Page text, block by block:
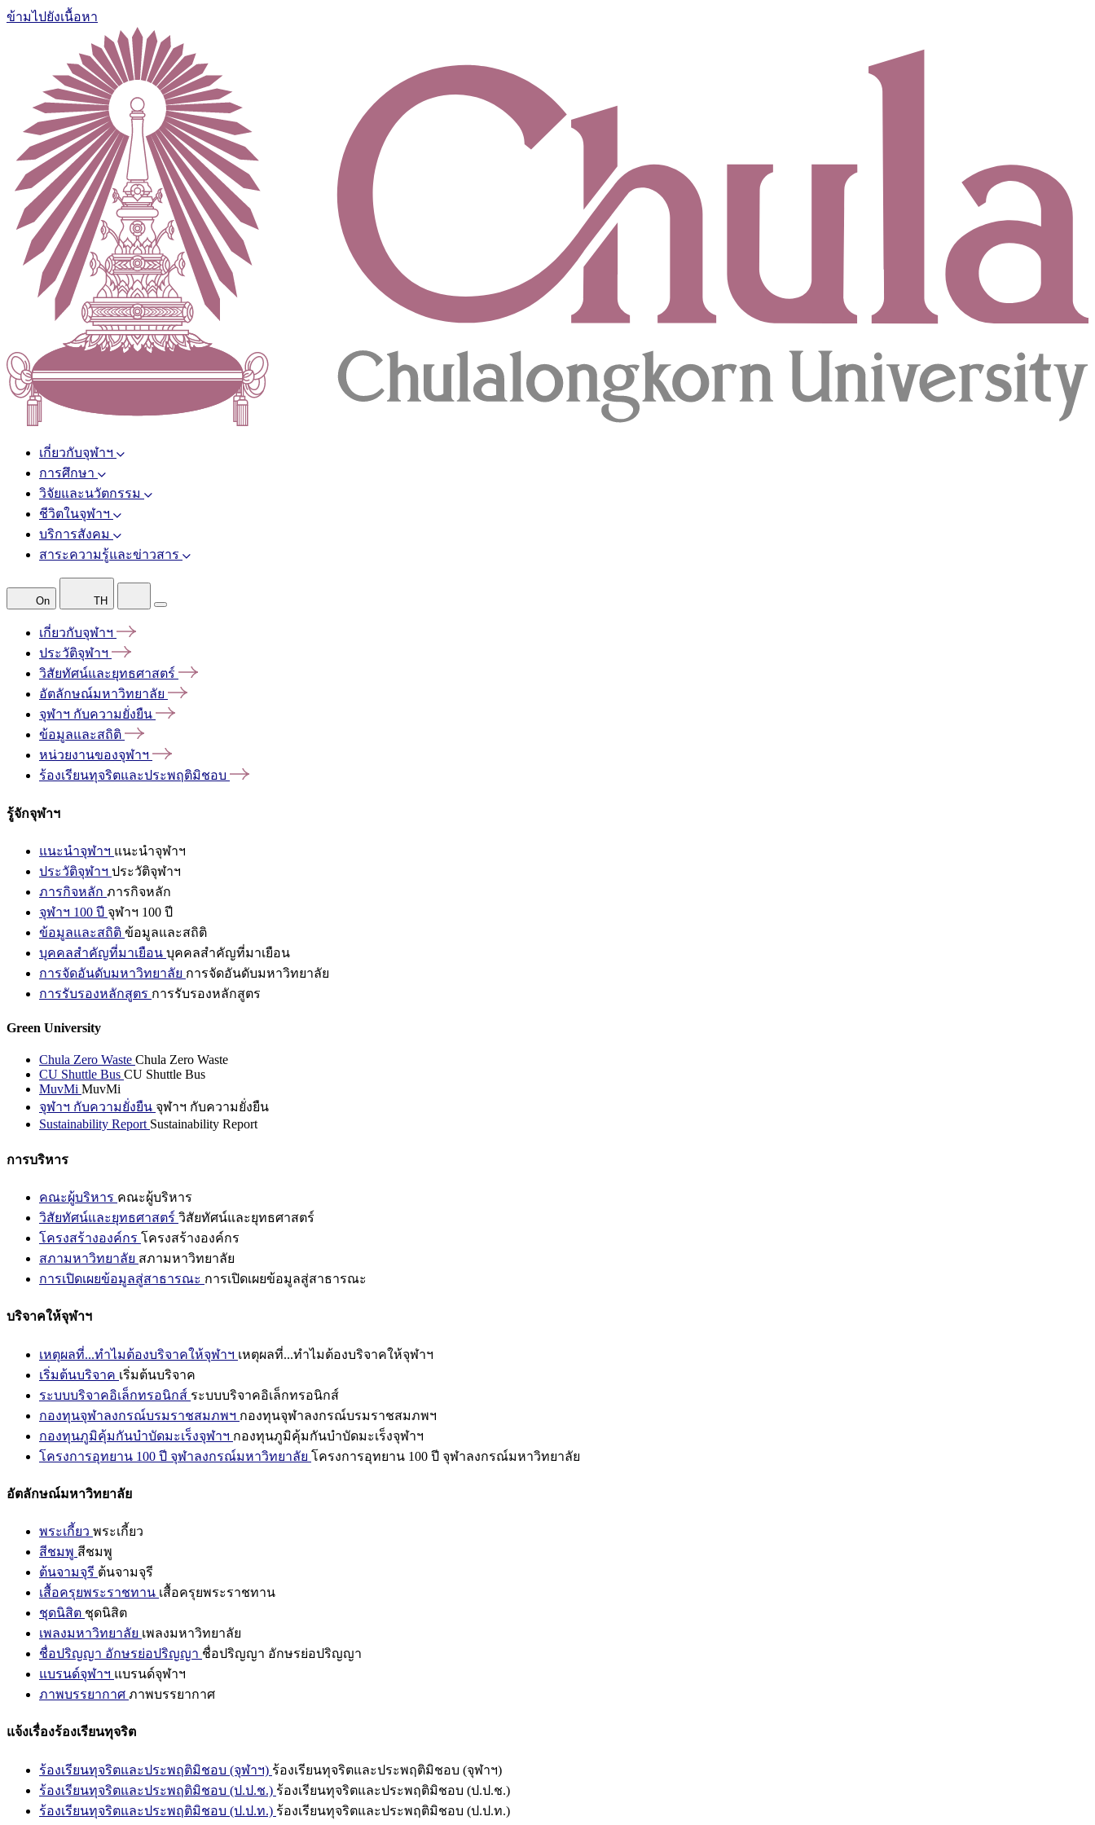
ข้ามไปยังเนื้อหา
เกี่ยวกับจุฬาฯ
การศึกษา
วิจัยและนวัตกรรม
ชีวิตในจุฬาฯ
บริการสังคม
สาระความรู้และข่าวสาร
On TH
เกี่ยวกับจุฬาฯ
ประวัติจุฬาฯ
วิสัยทัศน์และยุทธศาสตร์
อัตลักษณ์มหาวิทยาลัย
จุฬาฯ กับความยั่งยืน
ข้อมูลและสถิติ
หน่วยงานของจุฬาฯ
ร้องเรียนทุจริตและประพฤติมิชอบ
รู้จักจุฬาฯ
แนะนำจุฬาฯ แนะนำจุฬาฯ
ประวัติจุฬาฯ ประวัติจุฬาฯ
ภารกิจหลัก ภารกิจหลัก
จุฬาฯ 100 ปี จุฬาฯ 100 ปี
ข้อมูลและสถิติ ข้อมูลและสถิติ
บุคคลสำคัญที่มาเยือน บุคคลสำคัญที่มาเยือน
การจัดอันดับมหาวิทยาลัย การจัดอันดับมหาวิทยาลัย
การรับรองหลักสูตร การรับรองหลักสูตร
Green University
Chula Zero Waste Chula Zero Waste
CU Shuttle Bus CU Shuttle Bus
MuvMi MuvMi
จุฬาฯ กับความยั่งยืน จุฬาฯ กับความยั่งยืน
Sustainability Report Sustainability Report
การบริหาร
คณะผู้บริหาร คณะผู้บริหาร
วิสัยทัศน์และยุทธศาสตร์ วิสัยทัศน์และยุทธศาสตร์
โครงสร้างองค์กร โครงสร้างองค์กร
สภามหาวิทยาลัย สภามหาวิทยาลัย
การเปิดเผยข้อมูลสู่สาธารณะ การเปิดเผยข้อมูลสู่สาธารณะ
บริจาคให้จุฬาฯ
เหตุผลที่...ทำไมต้องบริจาคให้จุฬาฯ เหตุผลที่...ทำไมต้องบริจาคให้จุฬาฯ
เริ่มต้นบริจาค เริ่มต้นบริจาค
ระบบบริจาคอิเล็กทรอนิกส์ ระบบบริจาคอิเล็กทรอนิกส์
กองทุนจุฬาลงกรณ์บรมราชสมภพฯ กองทุนจุฬาลงกรณ์บรมราชสมภพฯ
กองทุนภูมิคุ้มกันบำบัดมะเร็งจุฬาฯ กองทุนภูมิคุ้มกันบำบัดมะเร็งจุฬาฯ
โครงการอุทยาน 100 ปี จุฬาลงกรณ์มหาวิทยาลัย โครงการอุทยาน 100 ปี จุฬาลงกรณ์มหาวิทยาลัย
อัตลักษณ์มหาวิทยาลัย
พระเกี้ยว พระเกี้ยว
สีชมพู สีชมพู
ต้นจามจุรี ต้นจามจุรี
เสื้อครุยพระราชทาน เสื้อครุยพระราชทาน
ชุดนิสิต ชุดนิสิต
เพลงมหาวิทยาลัย เพลงมหาวิทยาลัย
ชื่อปริญญา อักษรย่อปริญญา ชื่อปริญญา อักษรย่อปริญญา
แบรนด์จุฬาฯ แบรนด์จุฬาฯ
ภาพบรรยากาศ ภาพบรรยากาศ
แจ้งเรื่องร้องเรียนทุจริต
ร้องเรียนทุจริตและประพฤติมิชอบ (จุฬาฯ) ร้องเรียนทุจริตและประพฤติมิชอบ (จุฬาฯ)
ร้องเรียนทุจริตและประพฤติมิชอบ (ป.ป.ช.) ร้องเรียนทุจริตและประพฤติมิชอบ (ป.ป.ช.)
ร้องเรียนทุจริตและประพฤติมิชอบ (ป.ป.ท.) ร้องเรียนทุจริตและประพฤติมิชอบ (ป.ป.ท.)